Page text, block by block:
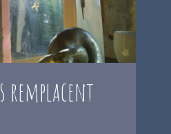
remplacent